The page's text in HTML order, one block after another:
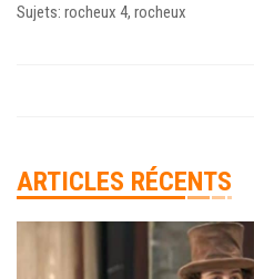
Sujets: rocheux 4, rocheux
ARTICLES RÉCENTS